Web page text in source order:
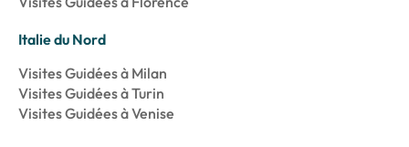
Italie du Nord
Visites Guidées à Milan
Visites Guidées à Turin
Visites Guidées à Venise